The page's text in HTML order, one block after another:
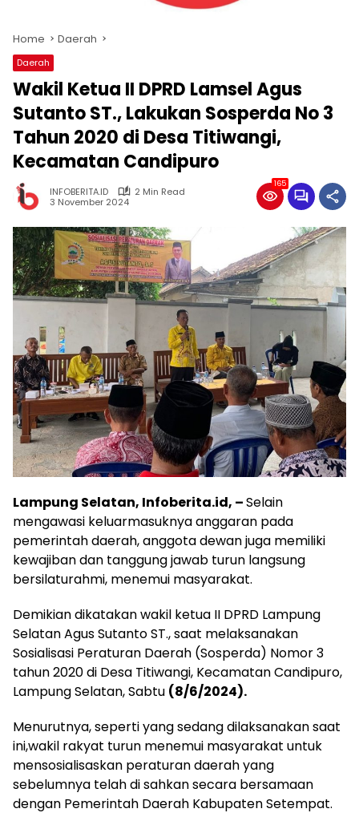
Home Daerah
Daerah
Wakil Ketua II DPRD Lamsel Agus
Sutanto ST., Lakukan Sosperda No 3
Tahun 2020 di Desa Titiwangi,
Kecamatan Candipuro
INFOBERITA.ID
2 Min Read
3 November 2024
165
Lampung Selatan, Infoberita.id, –Selain
mengawasi keluarmasuknya anggaran pada
pemerintah daerah, anggota dewan juga memiliki
kewajiban dan tanggung jawab turun langsung
bersilaturahmi, menemui masyarakat.
Demikian dikatakan wakil ketua II DPRD Lampung
Selatan Agus Sutanto ST., saat melaksanakan
Sosialisasi Peraturan Daerah (Sosperda) Nomor 3
tahun 2020 di Desa Titiwangi, Kecamatan Candipuro,
Lampung Selatan, Sabtu (8/6/2024).
Menurutnya, seperti yang sedang dilaksanakan saat
ini,wakil rakyat turun menemui masyarakat untuk
mensosialisaskan peraturan daerah yang
sebelumnya telah di sahkan secara bersamaan
dengan Pemerintah Daerah Kabupaten Setempat.